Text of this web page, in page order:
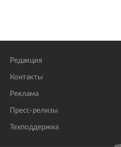
Редакция
Контакты
Реклама
Пресс-релизы
Техподдержка